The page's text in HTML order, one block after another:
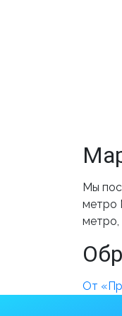
Мы
метро
метро,
От